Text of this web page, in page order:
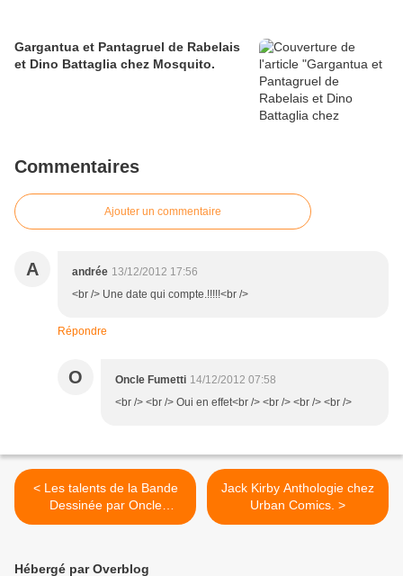
Gargantua et Pantagruel de Rabelais
et Dino Battaglia chez Mosquito.
Commentaires
Ajouter un commentaire
A andrée 13/12/2012 17:56
<br /> Une date qui compte.!!!!!<br />
Répondre
O Oncle Fumetti 14/12/2012 07:58
<br /> <br /> Oui en effet<br /> <br /> <br /> <br />
< Les talents de la Bande
Dessinée par Oncle
Fumetti.... Jean Torton ou
Jack Kirby Anthologie chez
Urban Comics. >
Hébergé par Overblog